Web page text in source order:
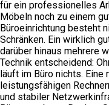
für ein professionelles
Möbeln noch zu einem
Büroeinrichtung besteht
Schränken. Ein wirklich
darüber hinaus mehrere
Technik entscheidend:
läuft im Büro nichts.
leistungsfähigen
und stabiler